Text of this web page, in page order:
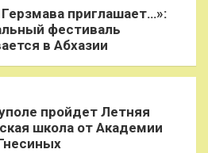
приглашает…»:
фестиваль
в Абхазии
пройдет Летняя
школа от Академии